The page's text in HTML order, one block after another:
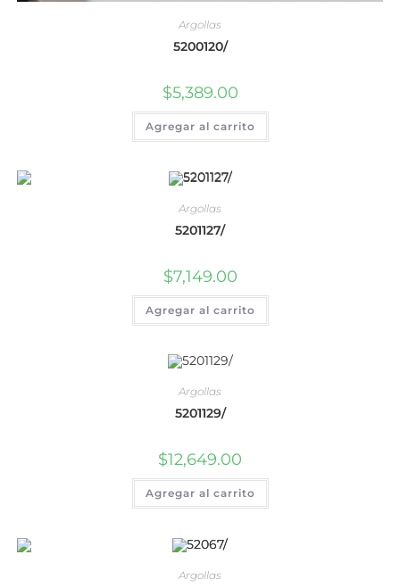
Argollas
5200120/
$5,389.00
Agregar al carrito
Argollas
5201127/
$7,149.00
Agregar al carrito
Argollas
5201129/
$12,649.00
Agregar al carrito
Argollas